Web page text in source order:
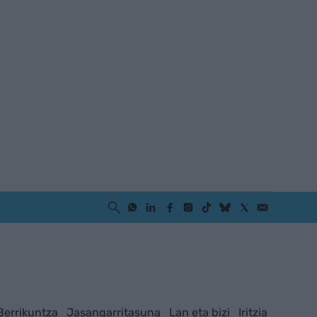
Jasangarritasuna Lan eta bizi Iritzia